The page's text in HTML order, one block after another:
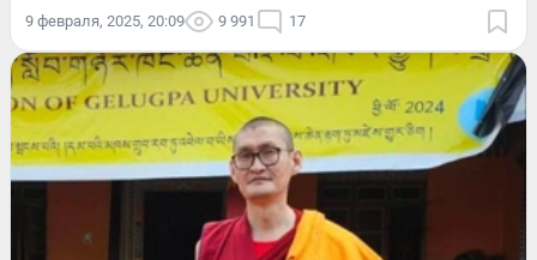
9 февраля, 2025, 20:09 9 991 17